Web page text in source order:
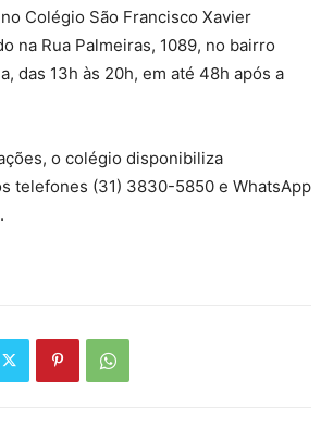
Colégio São Francisco Xavier
na Rua Palmeiras, 1089, no bairro
das 13h às 20h, em até 48h após a
o colégio disponibiliza
telefones (31) 3830-5850 e WhatsApp